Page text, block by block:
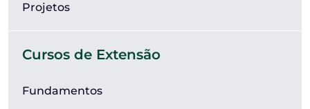
Projetos
Cursos de Extensão
Fundamentos